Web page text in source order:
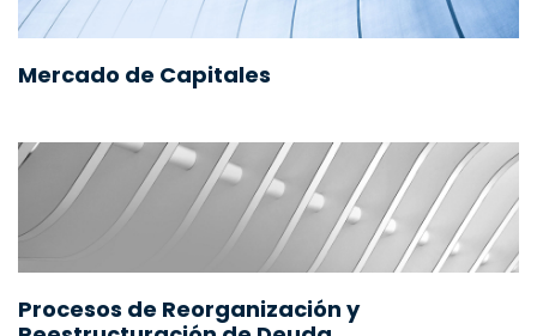
Mercado de Capitales
Procesos de Reorganización y